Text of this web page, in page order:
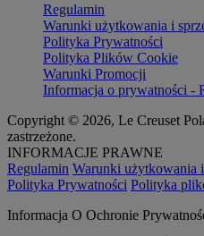
Regulamin
Warunki użytkowania i
Polityka Prywatności
Polityka Plików Cookie
Warunki Promocji
Informacja o prywatności -
Copyright © 2026, Le Creuset
zastrzeżone.
INFORMACJE PRAWNE
Regulamin Warunki użytkowania
Polityka Prywatności Polityka
Informacja O Ochronie